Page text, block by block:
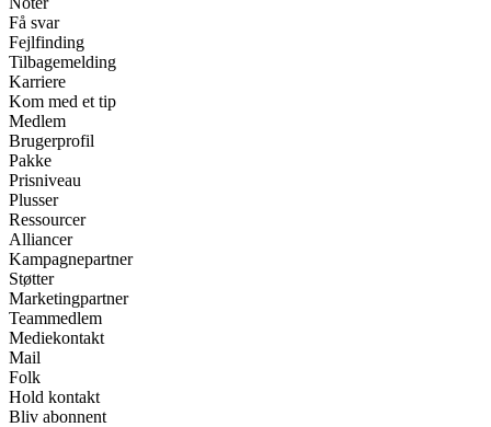
Få svar
Fejlfinding
Tilbagemelding
Karriere
Kom med et tip
Medlem
Brugerprofil
Pakke
Prisniveau
Plusser
Ressourcer
Alliancer
Kampagnepartner
Støtter
Marketingpartner
Teammedlem
Mediekontakt
Mail
Folk
Hold kontakt
Bliv abonnent